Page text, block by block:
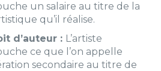
un salaire au titre de la
qu’il réalise.
d’auteur : L’artiste
ce que l’on appelle
secondaire au titre de